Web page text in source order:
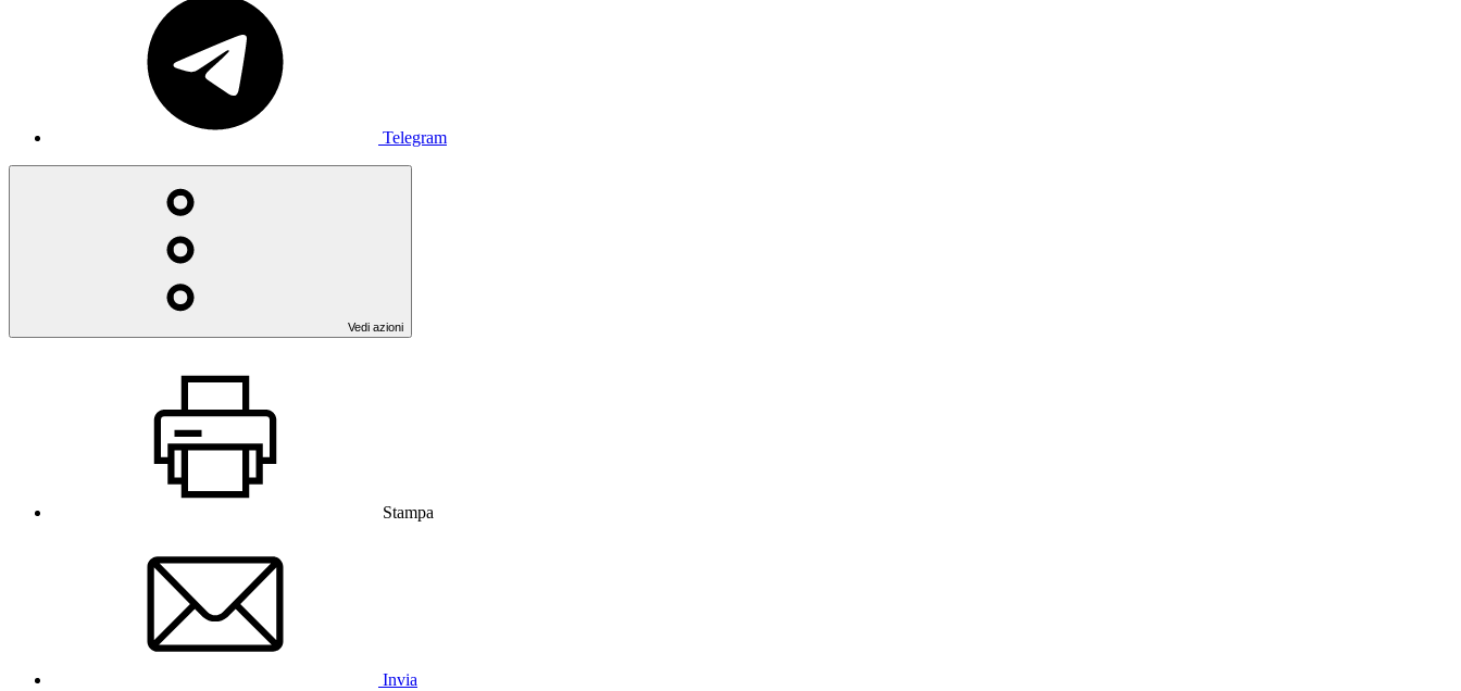
Telegram
Vedi azioni
Stampa
Invia